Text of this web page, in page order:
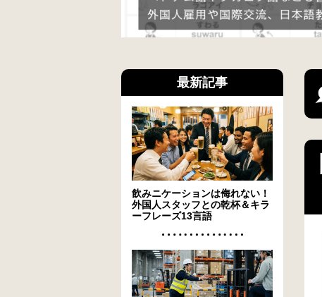
最新記事
飲みニケーションは侮れない！
外国人スタッフとの乾杯＆キラ
ーフレーズ13言語